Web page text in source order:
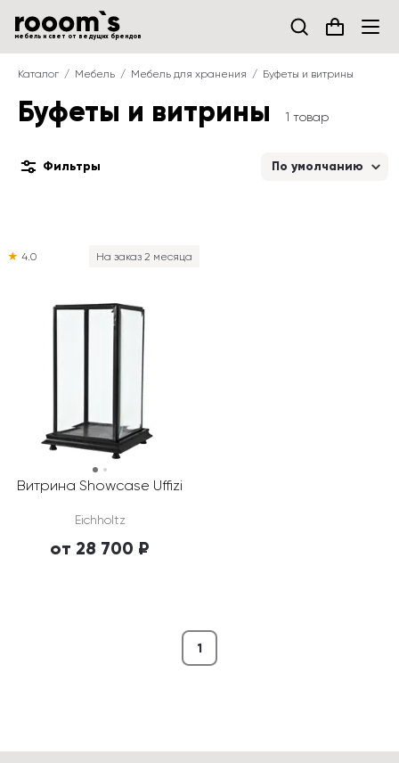
мебель и свет от ведущих брендов
Каталог Мебель Мебель для хранения Буфеты и витрины
Буфеты и витрины 1 товар
Фильтры По умолчанию
Витрина Showcase Uffizi
Eichholtz
от 28 700 ₽
На заказ 2 месяца
★ 4.0
1